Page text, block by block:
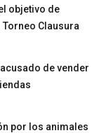
objetivo de
Clausura
de vender
por los animales